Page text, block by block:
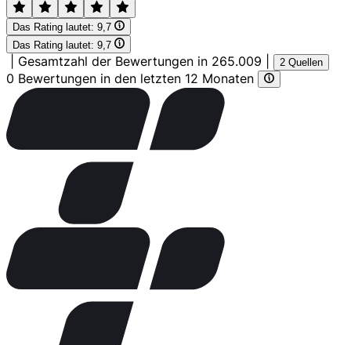
Das Rating lautet: 9,7
Das Rating lautet: 9,7
Gesamtzahl der Bewertungen in 265.009 2 Quellen
0 Bewertungen in den letzten 12 Monaten